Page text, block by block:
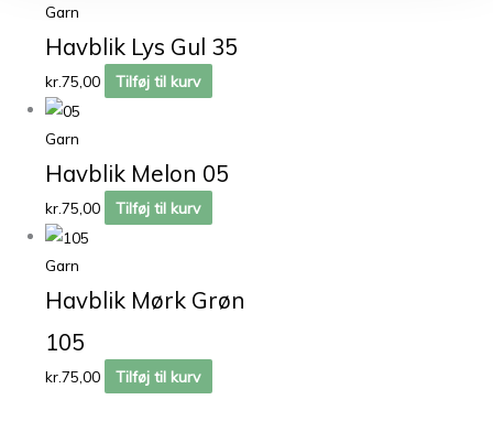
Garn
Havblik Lys Gul 35
kr.75,00 Tilføj til kurv
Garn
Havblik Melon 05
kr.75,00 Tilføj til kurv
Garn
Havblik Mørk Grøn
105
kr.75,00 Tilføj til kurv